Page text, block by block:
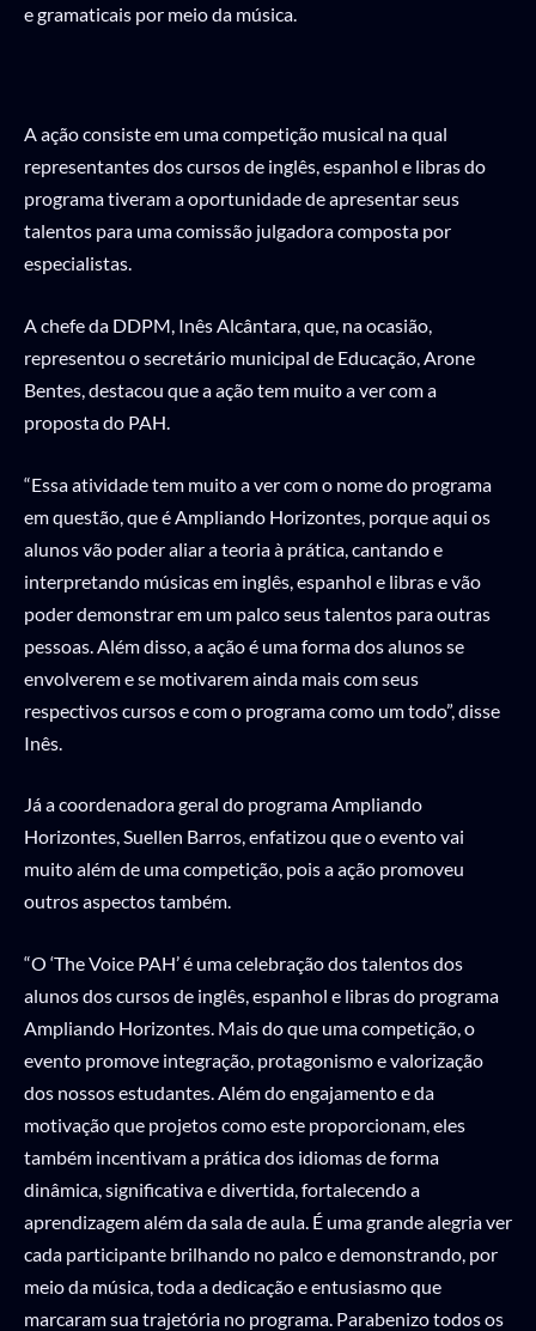
e gramaticais por meio da música.
A ação consiste em uma competição musical na qual
representantes dos cursos de inglês, espanhol e libras do
programa tiveram a oportunidade de apresentar seus
talentos para uma comissão julgadora composta por
especialistas.
A chefe da DDPM, Inês Alcântara, que, na ocasião,
representou o secretário municipal de Educação, Arone
Bentes, destacou que a ação tem muito a ver com a
proposta do PAH.
“Essa atividade tem muito a ver com o nome do programa
em questão, que é Ampliando Horizontes, porque aqui os
alunos vão poder aliar a teoria à prática, cantando e
interpretando músicas em inglês, espanhol e libras e vão
poder demonstrar em um palco seus talentos para outras
pessoas. Além disso, a ação é uma forma dos alunos se
envolverem e se motivarem ainda mais com seus
respectivos cursos e com o programa como um todo”, disse
Inês.
Já a coordenadora geral do programa Ampliando
Horizontes, Suellen Barros, enfatizou que o evento vai
muito além de uma competição, pois a ação promoveu
outros aspectos também.
“O ‘The Voice PAH’ é uma celebração dos talentos dos
alunos dos cursos de inglês, espanhol e libras do programa
Ampliando Horizontes. Mais do que uma competição, o
evento promove integração, protagonismo e valorização
dos nossos estudantes. Além do engajamento e da
motivação que projetos como este proporcionam, eles
também incentivam a prática dos idiomas de forma
dinâmica, significativa e divertida, fortalecendo a
aprendizagem além da sala de aula. É uma grande alegria ver
cada participante brilhando no palco e demonstrando, por
meio da música, toda a dedicação e entusiasmo que
marcaram sua trajetória no programa. Parabenizo todos os